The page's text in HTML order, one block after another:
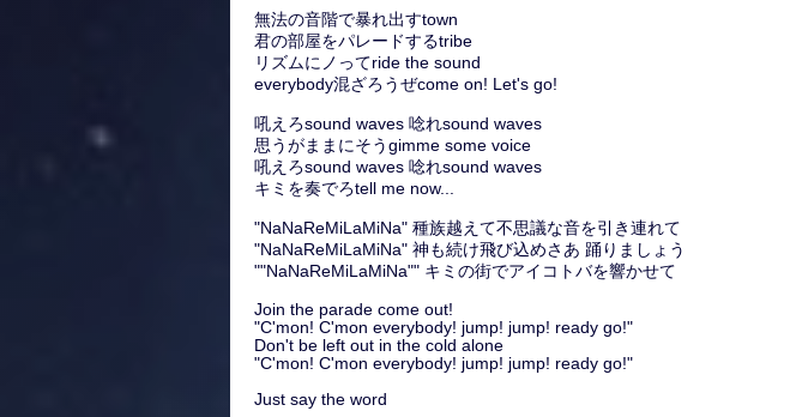
無法の音階で暴れ出すtown
君の部屋をパレードするtribe
リズムにノってride the sound
everybody混ざろうぜcome on! Let's go!
吼えろsound waves 唸れsound waves
思うがままにそうgimme some voice
吼えろsound waves 唸れsound waves
キミを奏でろtell me now...
"NaNaReMiLaMiNa" 種族越えて不思議な音を引き連れて
"NaNaReMiLaMiNa" 神も続け飛び込めさあ 踊りましょう
""NaNaReMiLaMiNa"" キミの街でアイコトバを響かせて
Join the parade come out!
"C'mon! C'mon everybody! jump! jump! ready go!"
Don't be left out in the cold alone
"C'mon! C'mon everybody! jump! jump! ready go!"
Just say the word